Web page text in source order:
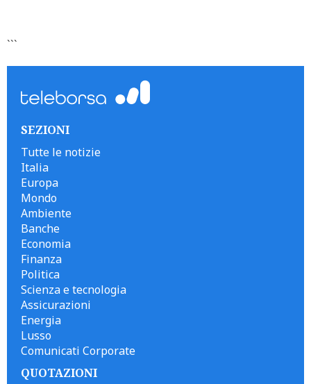
```
SEZIONI
Tutte le notizie
Italia
Europa
Mondo
Ambiente
Banche
Economia
Finanza
Politica
Scienza e tecnologia
Assicurazioni
Energia
Lusso
Comunicati Corporate
QUOTAZIONI